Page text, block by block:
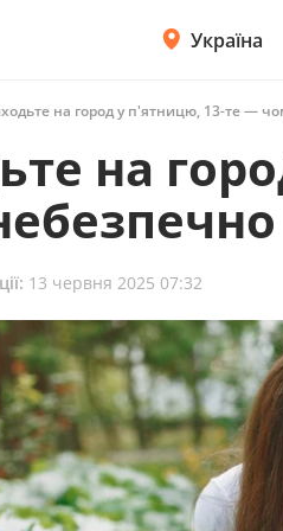
Україна
на город у п'ятницю, 13-те —
на
13 червня 2025 07:32